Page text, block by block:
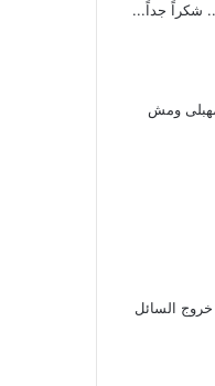
شكراً جداً...
ومش
خروج السائل